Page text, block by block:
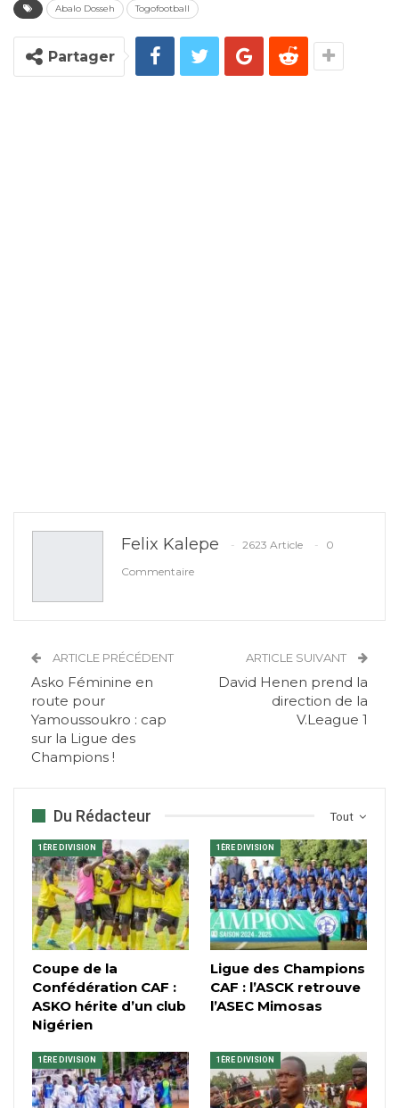
Abalo Dosseh Togofootball
Partager
Felix Kalepe 2623 Article
0
Commentaire
ARTICLE PRÉCÉDENT
Asko Féminine en
route pour
Yamoussoukro : cap
sur la Ligue des
Champions !
ARTICLE SUIVANT
David Henen prend la
direction de la
V.League 1
Tout
Du Rédacteur
1ÈRE DIVISION
Coupe de la
Confédération CAF :
ASKO hérite d’un club
Nigérien
1ÈRE DIVISION
Ligue des Champions
CAF : l’ASCK retrouve
l’ASEC Mimosas
1ÈRE DIVISION 1ÈRE DIVISION